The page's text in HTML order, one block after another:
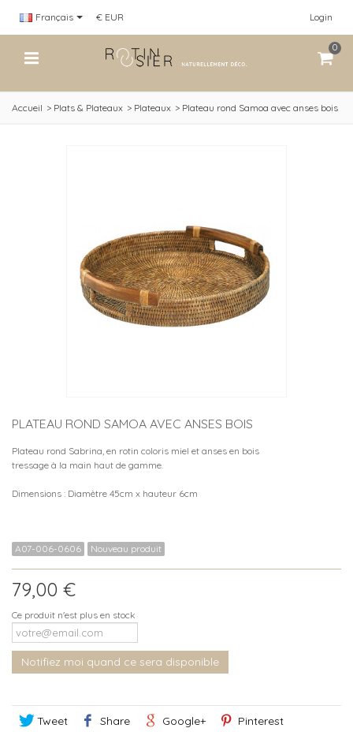
Français Login
€ EUR
0
Accueil > Plats & Plateaux > Plateaux > Plateau rond Samoa avec anses bois
PLATEAU ROND SAMOA AVEC ANSES BOIS
Plateau rond Sabrina, en rotin coloris miel et anses en bois
tressage à la main haut de gamme.
Dimensions : Diamètre 45cm x hauteur 6cm
A07-006-0606 Nouveau produit
79,00 €
Ce produit n'est plus en stock
Notifiez moi quand ce sera disponible
Tweet Share Google+ Pinterest